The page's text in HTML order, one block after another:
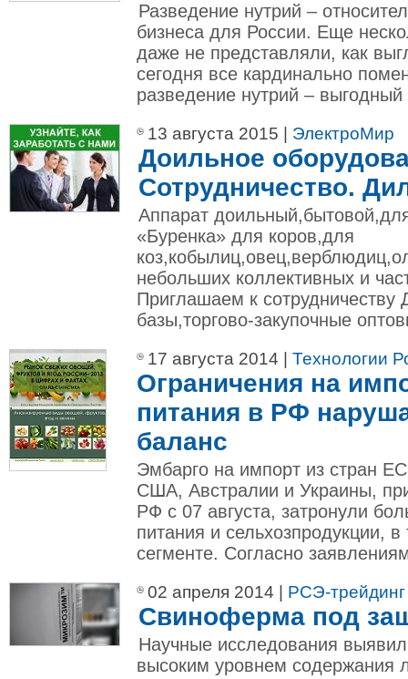
Разведение нутрий –
бизнеса для России. Еще
даже не представляли, как
сегодня все кардинально
разведение нутрий –
13 августа 2015 | ЭлектроМир
Доильное
Сотрудничество.
Аппарат
«Буренка» для коров,для
небольших коллективных и
Приглашаем к сотрудничеству
базы,торгово-закупочные
17 августа 2014 | Технологии
Ограничения на
питания в РФ
баланс
Эмбарго на импорт из стран
США, Австралии и Украины,
РФ с 07 августа, затронули
питания и сельхозпродукции,
сегменте. Согласно
02 апреля 2014 | РСЭ-трейдинг
Свиноферма под
Научные исследования
высоким уровнем содержания